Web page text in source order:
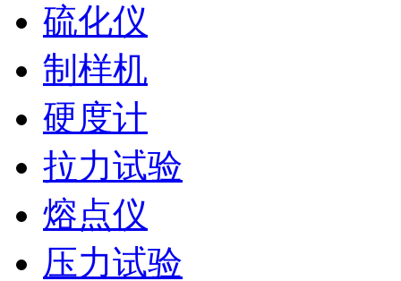
硫化仪
制样机
硬度计
拉力试验
熔点仪
压力试验